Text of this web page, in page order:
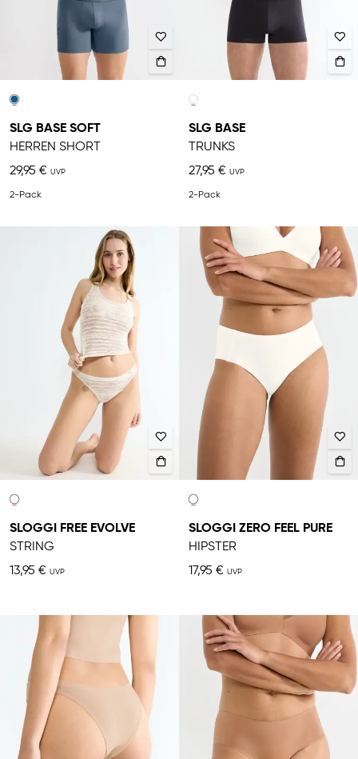
SLG BASE SOFT
HERREN SHORT
29,95 €
2-Pack
SLG BASE
TRUNKS
27,95 €
2-Pack
SLOGGI FREE EVOLVE
STRING
13,95 €
SLOGGI ZERO FEEL PURE
HIPSTER
17,95 €